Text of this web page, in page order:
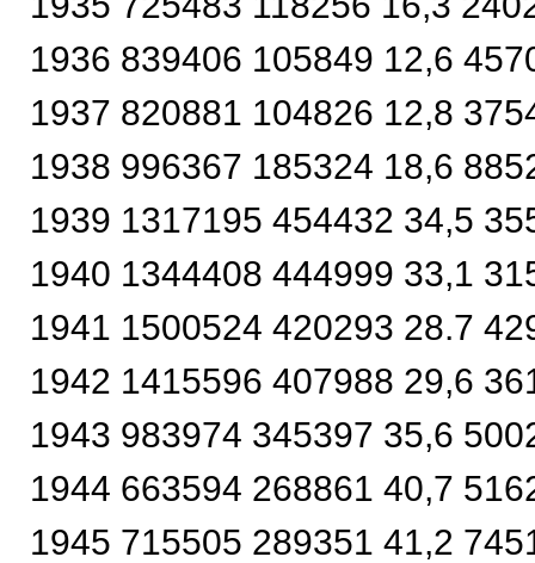
1936 839406 105849 12,6
1937 820881 104826 12,8
1938 996367 185324 18,6
1939 1317195 454432 34,5
1940 1344408 444999 33,1
1941 1500524 420293 28.7
1942 1415596 407988 29,6
1943 983974 345397 35,6
1944 663594 268861 40,7
1945 715505 289351 41,2